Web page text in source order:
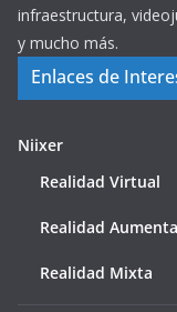
infraestructura,
y mucho más.
Enlaces de
Niixer
Realidad Virtual
Realidad
Realidad Mixta